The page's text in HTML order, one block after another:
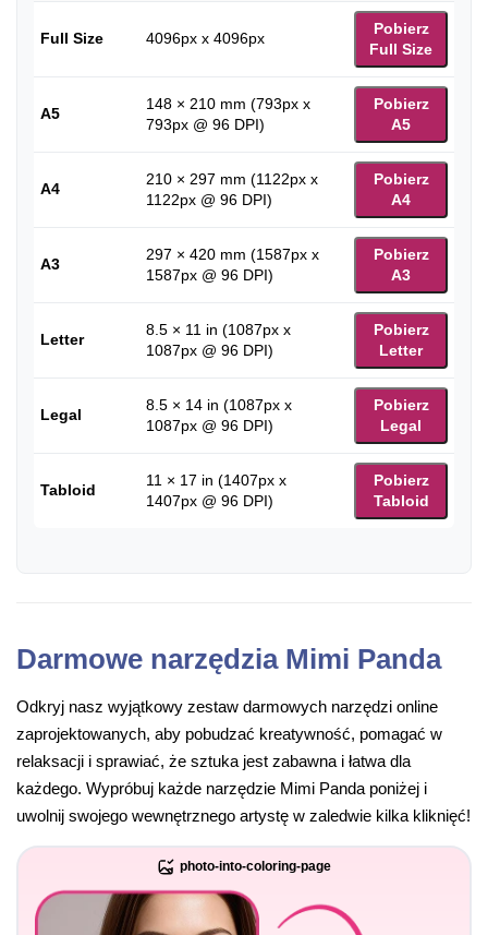
Full Size 4096px x 4096px
Pobierz
Full Size
A5
148 × 210 mm (793px x
793px @ 96 DPI)
Pobierz
A5
A4
210 × 297 mm (1122px x
1122px @ 96 DPI)
Pobierz
A4
A3
297 × 420 mm (1587px x
1587px @ 96 DPI)
Pobierz
A3
Letter
8.5 × 11 in (1087px x
1087px @ 96 DPI)
Pobierz
Letter
Legal
8.5 × 14 in (1087px x
1087px @ 96 DPI)
Pobierz
Legal
Tabloid
11 × 17 in (1407px x
1407px @ 96 DPI)
Pobierz
Tabloid
Darmowe narzędzia Mimi Panda
Odkryj nasz wyjątkowy zestaw darmowych narzędzi online
zaprojektowanych, aby pobudzać kreatywność, pomagać w
relaksacji i sprawiać, że sztuka jest zabawna i łatwa dla
każdego. Wypróbuj każde narzędzie Mimi Panda poniżej i
uwolnij swojego wewnętrznego artystę w zaledwie kilka kliknięć!
photo-into-coloring-page